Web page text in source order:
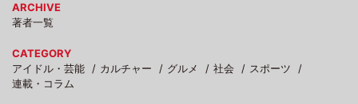
ARCHIVE
著者一覧
CATEGORY
アイドル・芸能
カルチャー グルメ 社会
スポーツ
連載・コラム